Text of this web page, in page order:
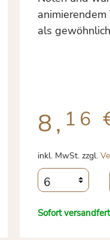
als
8, 16
inkl. MwSt. zzgl.
Sofort